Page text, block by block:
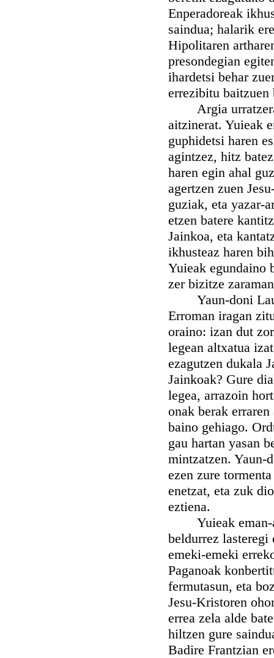
Enperadoreak
saindua; halarik
Hipolitaren
presondegian
ihardetsi behar
errezibitu baitzuen
Argia
aitzinerat. Yuieak
guphidetsi haren
agintzez, hitz
haren egin ahal
agertzen zuen
guziak, eta yazar-
etzen batere
Jainkoa, eta
ikhusteaz haren
Yuieak egundaino
zer bizitze
Yaun-doni
Erroman iragan
oraino: izan dut
legean altxatua
ezagutzen dukala
Jainkoak? Gure
legea, arrazoin
onak berak
baino gehiago.
gau hartan yasan
mintzatzen. Yaun-
ezen zure
enetzat, eta zuk
eztiena.
Yuieak eman-
beldurrez lasteregi
emeki-emeki
Paganoak
fermutasun, eta
Jesu-Kristoren
errea zela alde
hiltzen gure
Badire Frantzian